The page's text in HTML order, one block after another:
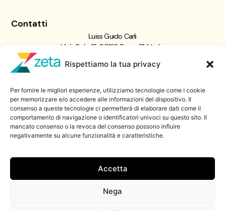
Rispettiamo la tua privacy
Per fornire le migliori esperienze, utilizziamo tecnologie come i cookie
per memorizzare e/o accedere alle informazioni del dispositivo. Il
consenso a queste tecnologie ci permetterà di elaborare dati come il
comportamento di navigazione o identificatori univoci su questo sito. Il
mancato consenso o la revoca del consenso possono influire
negativamente su alcune funzionalità e caratteristiche.
Accetta
Nega
Contatti
Luiss Guido Carli
Viale Pola, 12, 00198 Roma RM, Italia
06 8522 5358
Iscriviti a
Zeta Data Lab
Iscriviti alla nostra newsletter
© 2026 ZetaLuiss, tutti i diritti riservati